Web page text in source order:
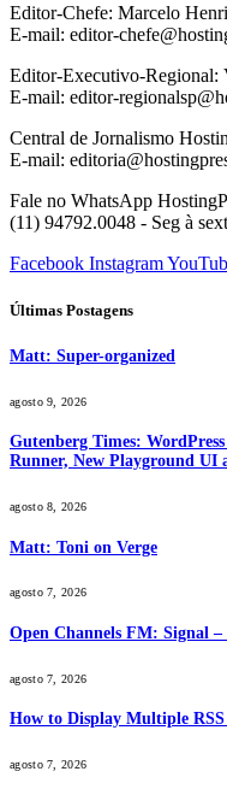
Editor-Chefe: Marcelo
E-mail: editor-
Editor-Executivo-Regional:
E-mail: editor-
Central de Jornalismo
E-mail:
Fale no WhatsApp
(11) 94792.0048 - Seg à
Facebook Instagram
Últimas Postagens
Matt: Super-organized
agosto 9, 2026
Gutenberg Times:
Runner, New Playground UI
agosto 8, 2026
Matt: Toni on Verge
agosto 7, 2026
Open Channels FM: Signal –
agosto 7, 2026
How to Display Multiple RSS
agosto 7, 2026